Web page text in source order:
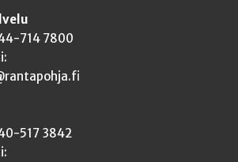
714 7800
517 3842